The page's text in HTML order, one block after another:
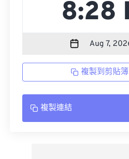
複製到剪貼簿
複製連結